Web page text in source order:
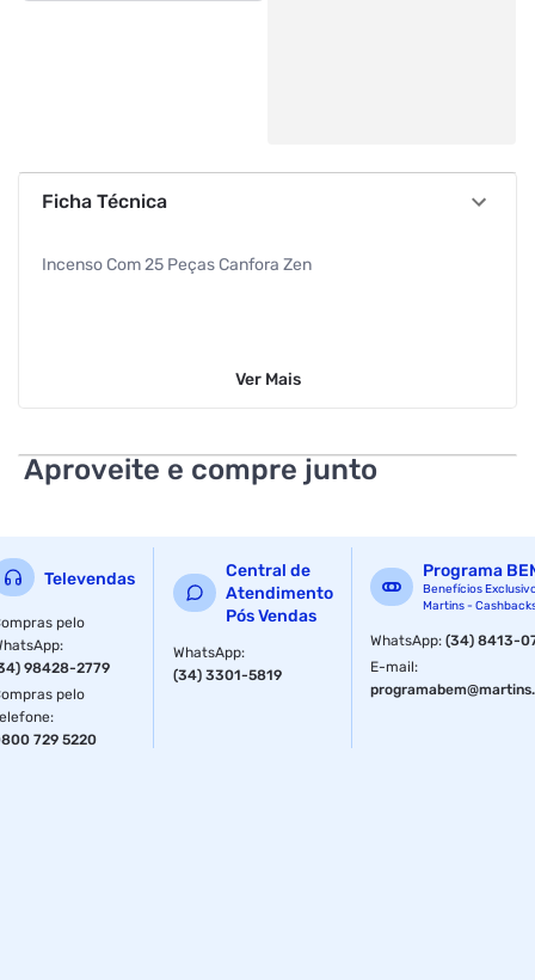
Ficha Técnica
Incenso Com 25 Peças Canfora Zen
Ver Mais
Aproveite e compre junto
Televendas
pelo
:
98428-2779
pelo
:
729 5220
Central de
Atendimento
Pós Vendas
WhatsApp:
(34) 3301-5819
Programa
Benefícios
Martins -
WhatsApp:(34) 8413-
E-mail: